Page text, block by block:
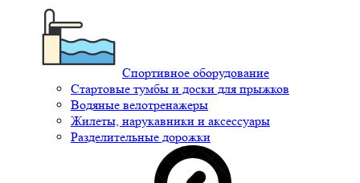
Спортивное оборудование
Стартовые тумбы и доски для прыжков
Водяные велотренажеры
Жилеты, нарукавники и аксессуары
Разделительные дорожки